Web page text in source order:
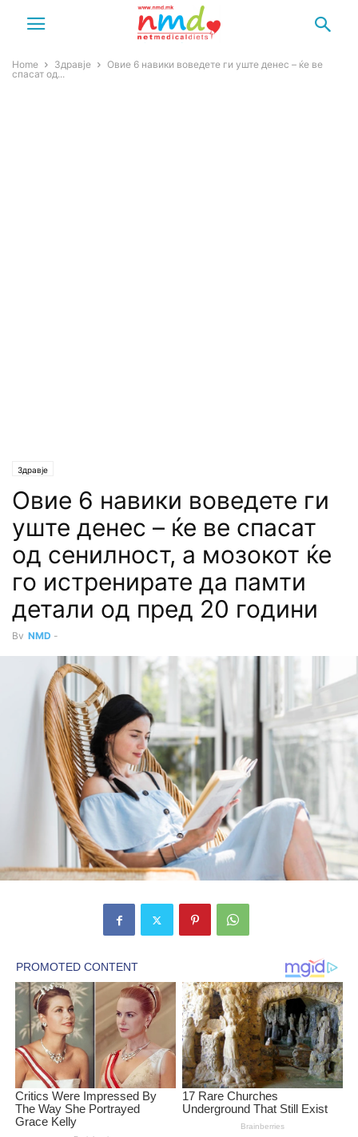
Home Здравје
Овие 6 навики воведете ги уште денес – ќе ве
спасат од...
Здравје
Овие 6 навики воведете ги
уште денес – ќе ве спасат
од сенилност, а мозокот ќе
го истренирате да памти
детали од пред 20 години
By NMD -